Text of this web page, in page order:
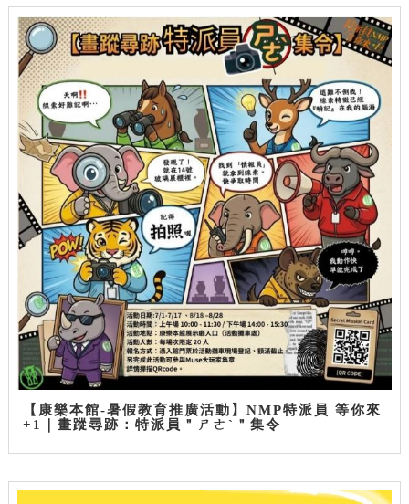
【康樂本館-暑假教育推廣活動】NMP特派員 等你來
+1｜畫蹤尋跡：特派員＂ㄕㄜˋ＂集令